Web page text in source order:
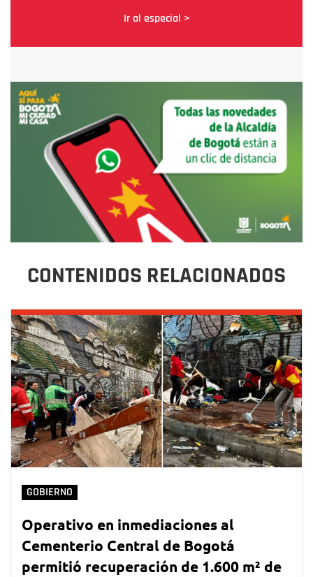
Ir al especial >
CONTENIDOS RELACIONADOS
GOBIERNO
Operativo en inmediaciones al
Cementerio Central de Bogotá
permitió recuperación de 1.600 m² de